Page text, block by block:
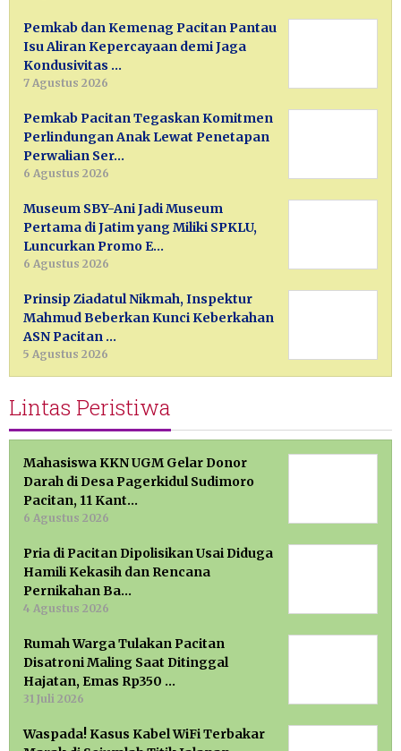
Pemkab dan Kemenag Pacitan Pantau
Isu Aliran Kepercayaan demi Jaga
Kondusivitas …
7 Agustus 2026
Pemkab Pacitan Tegaskan Komitmen
Perlindungan Anak Lewat Penetapan
Perwalian Ser…
6 Agustus 2026
Museum SBY-Ani Jadi Museum
Pertama di Jatim yang Miliki SPKLU,
Luncurkan Promo E…
6 Agustus 2026
Prinsip Ziadatul Nikmah, Inspektur
Mahmud Beberkan Kunci Keberkahan
ASN Pacitan …
5 Agustus 2026
Lintas Peristiwa
Mahasiswa KKN UGM Gelar Donor
Darah di Desa Pagerkidul Sudimoro
Pacitan, 11 Kant…
6 Agustus 2026
Pria di Pacitan Dipolisikan Usai Diduga
Hamili Kekasih dan Rencana
Pernikahan Ba…
4 Agustus 2026
Rumah Warga Tulakan Pacitan
Disatroni Maling Saat Ditinggal
Hajatan, Emas Rp350 …
31 Juli 2026
Waspada! Kasus Kabel WiFi Terbakar